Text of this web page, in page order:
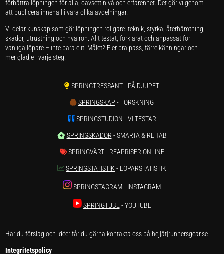
förbättra löpningen för alla, oavsett nivå och erfarenhet. Det gör vi genom
att publicera innehåll i våra olika avdelningar.
Vi delar kunskap som gör löpningen roligare: teknik, styrka, återhämtning,
skador, utrustning och nya rön. Allt testat, förklarat och anpassat för
vanliga löpare – inte bara elit. Målet? Fler bra pass, färre känningar och
mer glädje i varje steg.
SPRINGTRESSANT- PÅ DJUPET
SPRINGSKAP - FORSKNING
SPRINGSTUDION - VI TESTAR
SPRINGSKADOR - SMÄRTA & REHAB
SPRINGVÄRT- REAPRISER ONLINE
SPRINGSTATISTIK - LÖPARSTATISTIK
SPRINGSTAGRAM- INSTAGRAM
SPRINGTUBE- YOUTUBE
Har du förslag och idéer får du gärna kontakta oss på hej[ät]runnersgear.se
Integritetspolicy